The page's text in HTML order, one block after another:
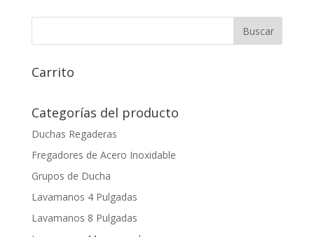
Carrito
Categorías del producto
Duchas Regaderas
Fregadores de Acero Inoxidable
Grupos de Ducha
Lavamanos 4 Pulgadas
Lavamanos 8 Pulgadas